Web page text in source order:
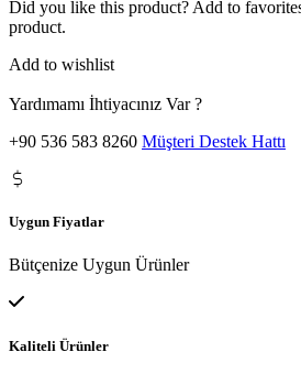
Did you like this product? Add to
product.
Add to wishlist
Yardımamı İhtiyacınız Var ?
+90 536 583 8260 Müşteri Destek Hattı
Uygun Fiyatlar
Bütçenize Uygun Ürünler
Kaliteli Ürünler